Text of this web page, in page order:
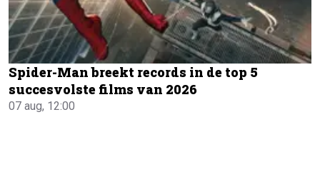
Spider-Man breekt records in de top 5
succesvolste films van 2026
07 aug, 12:00